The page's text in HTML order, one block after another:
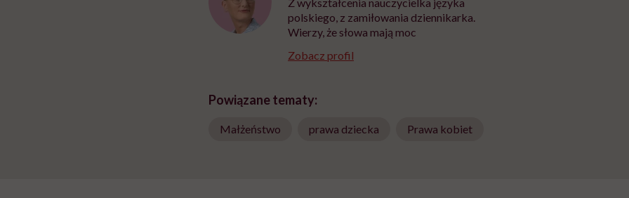
Z wykształcenia nauczycielka języka
polskiego, z zamiłowania dziennikarka.
Wierzy, że słowa mają moc
Zobacz profil
Powiązane tematy:
Małżeństwo prawa dziecka Prawa kobiet